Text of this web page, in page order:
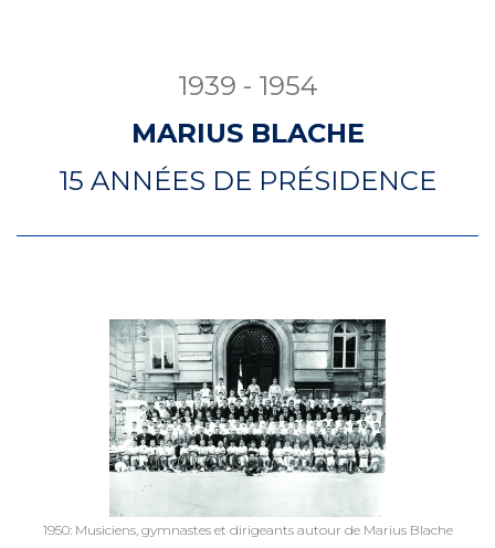
1939 - 1954
MARIUS BLACHE
15 ANNÉES DE PRÉSIDENCE
1950: Musiciens, gymnastes et dirigeants autour de Marius Blache